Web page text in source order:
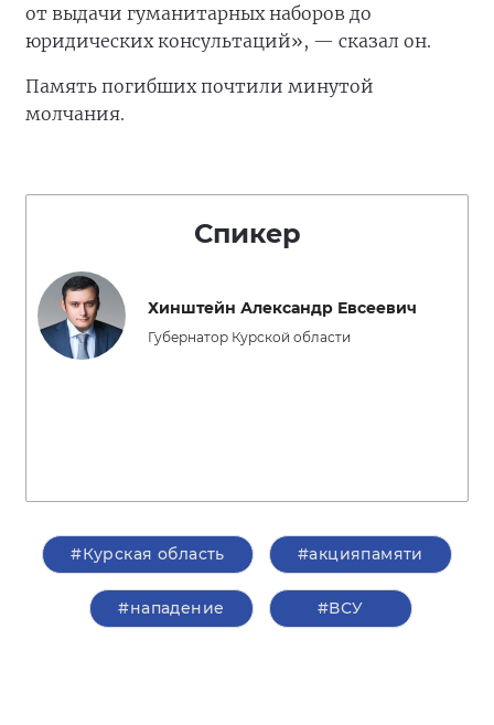
от выдачи гуманитарных наборов до
юридических консультаций», — сказал он.
Память погибших почтили минутой
молчания.
Спикер
Хинштейн Александр Евсеевич
Губернатор Курской области
#Курская область #акцияпамяти
#нападение #ВСУ